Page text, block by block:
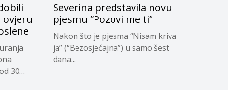
ovjeru
30
Severina predstavila novu
pjesmu “Pozovi me ti”
Nakon što je pjesma “Nisam kriva
ja” (“Bezosjećajna”) u samo šest
dana...